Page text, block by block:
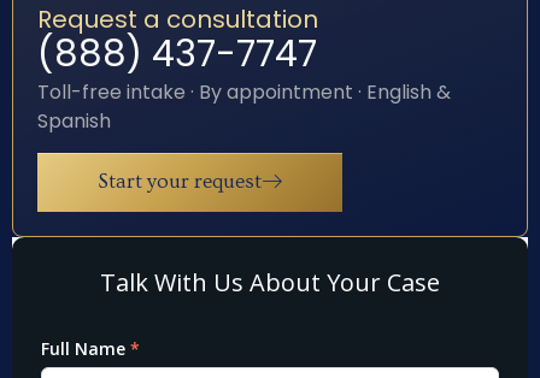
Request a consultation
(888) 437-7747
Toll-free intake · By appointment · English &
Spanish
Start your request